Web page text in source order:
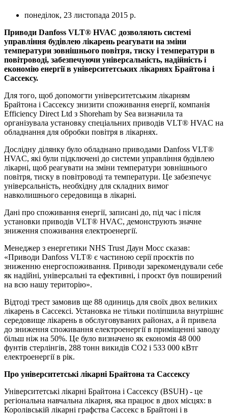
понеділок, 23 листопада 2015 р.
Приводи Danfoss VLT® HVAC дозволяють системі
управління будівлею лікарень реагувати на зміни
температури зовнішнього повітря, тиску і температури в
повітроводі, забезпечуючи універсальність, надійність і
економію енергії в університетських лікарнях Брайтона і
Сассексу.
Для того, щоб допомогти університетським лікарням
Брайтона і Сассексу знизити споживання енергії, компанія
Efficiency Direct Ltd з Shoreham by Sea визначила та
організувала установку спеціальних приводів VLT® HVAC на
обладнання для обробки повітря в лікарнях.
Дослідну ділянку було обладнано приводами Danfoss VLT®
HVAC, які були підключені до системи управління будівлею
лікарні, щоб реагувати на зміни температури зовнішнього
повітря, тиску в повітроводі та температури. Це забезпечує
універсальність, необхідну для складних вимог
навколишнього середовища в лікарні.
Дані про споживання енергії, записані до, під час і після
установки приводів VLT® HVAC, демонструють значне
зниження споживання електроенергії.
Менеджер з енергетики NHS Trust Даун Мосс сказав:
«Приводи Danfoss VLT® є частиною серії проєктів по
зниженню енергоспоживання. Приводи зарекомендували себе
як надійні, універсальні та ефективні, і проєкт був поширений
на всю нашу територію».
Відтоді трест замовив ще 88 одиниць для своїх двох великих
лікарень в Сассексі. Установка не тільки поліпшила внутрішнє
середовище лікарень в обслуговуваних районах, а й привела
до зниження споживання електроенергії в приміщенні заводу
більш ніж на 50%. Це було визначено як економія 48 000
фунтів стерлінгів, 288 тонн викидів CO2 і 533 000 кВтг
електроенергії в рік.
Про університетські лікарні Брайтона та Сассексу
Університетські лікарні Брайтона і Сассексу (BSUH) - це
регіональна навчальна лікарня, яка працює в двох місцях: в
Королівській лікарні графства Сассекс в Брайтоні і в